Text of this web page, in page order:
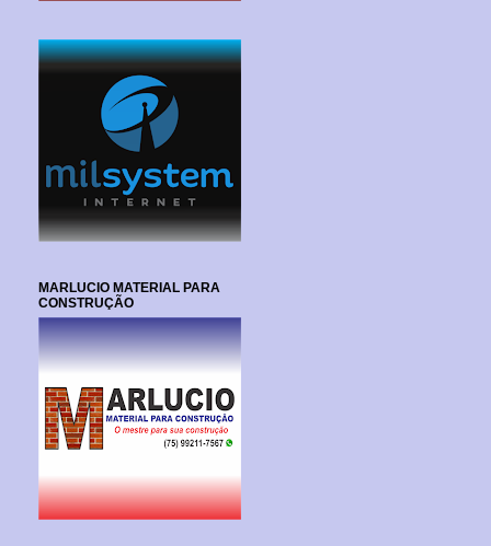
MARLUCIO MATERIAL PARA
CONSTRUÇÃO